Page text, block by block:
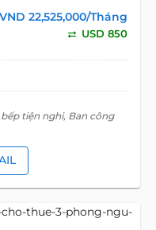
VND 22,525,000/Tháng
USD 850
tiện nghi, Ban công